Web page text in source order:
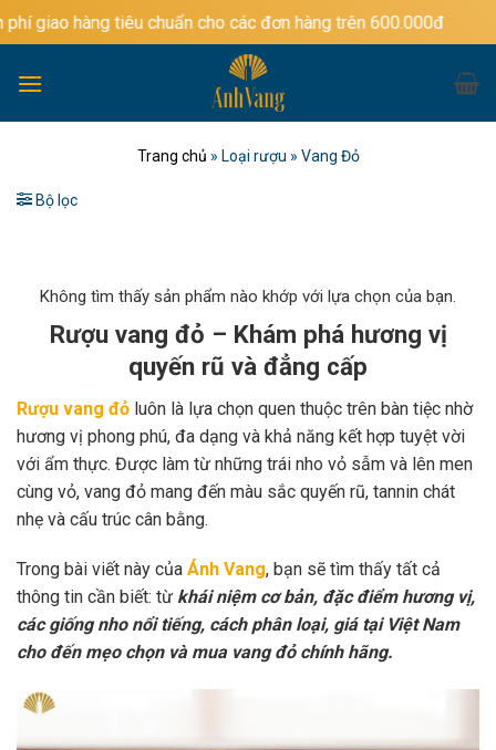
Bỏ
qua
dung
tiêu chuẩn cho các đơn hàng trên 600.000đ
Trang chủ » Loại rượu » Vang Đỏ
Bộ lọc
Không tìm thấy sản phẩm nào khớp với lựa chọn của bạn.
Rượu vang đỏ – Khám phá hương vị
quyến rũ và đẳng cấp
Rượu vang đỏ luôn là lựa chọn quen thuộc trên bàn tiệc nhờ
hương vị phong phú, đa dạng và khả năng kết hợp tuyệt vời
với ẩm thực. Được làm từ những trái nho vỏ sẫm và lên men
cùng vỏ, vang đỏ mang đến màu sắc quyến rũ, tannin chát
nhẹ và cấu trúc cân bằng.
Trong bài viết này của Ánh Vang, bạn sẽ tìm thấy tất cả
thông tin cần biết: từ khái niệm cơ bản, đặc điểm hương vị,
các giống nho nổi tiếng, cách phân loại, giá tại Việt Nam
cho đến mẹo chọn và mua vang đỏ chính hãng.